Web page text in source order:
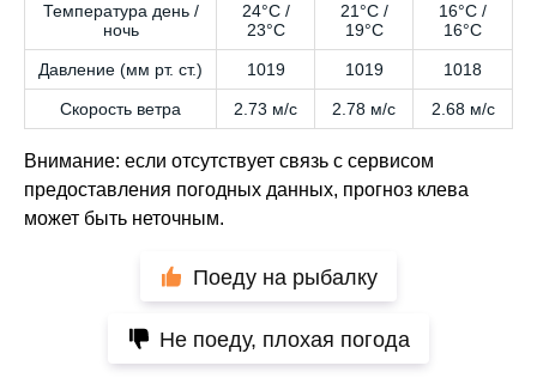
Температура день /
ночь
24°C /
23°C
21°C /
19°C
16°C /
16°C
Давление (мм рт. ст.) 1019 1019 1018
Скорость ветра 2.73 м/с 2.78 м/с 2.68 м/с
Внимание: если отсутствует связь с сервисом
предоставления погодных данных, прогноз клева
может быть неточным.
Поеду на рыбалку
Не поеду, плохая погода